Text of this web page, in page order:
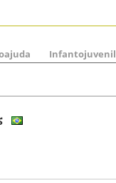
Infantojuvenil